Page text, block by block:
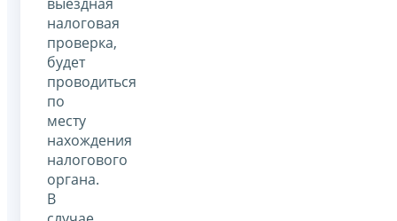
налоговая
проверка,
будет
проводиться
по
месту
нахождения
налогового
органа.
В